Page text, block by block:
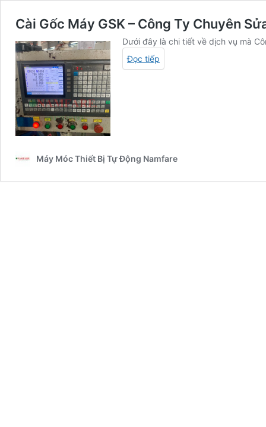
Cài Gốc Máy GSK – Công Ty Chuyên
Dưới đây là chi tiết về dịch vụ mà
Đọc tiếp
Máy Móc Thiết Bị Tự Động Namfare